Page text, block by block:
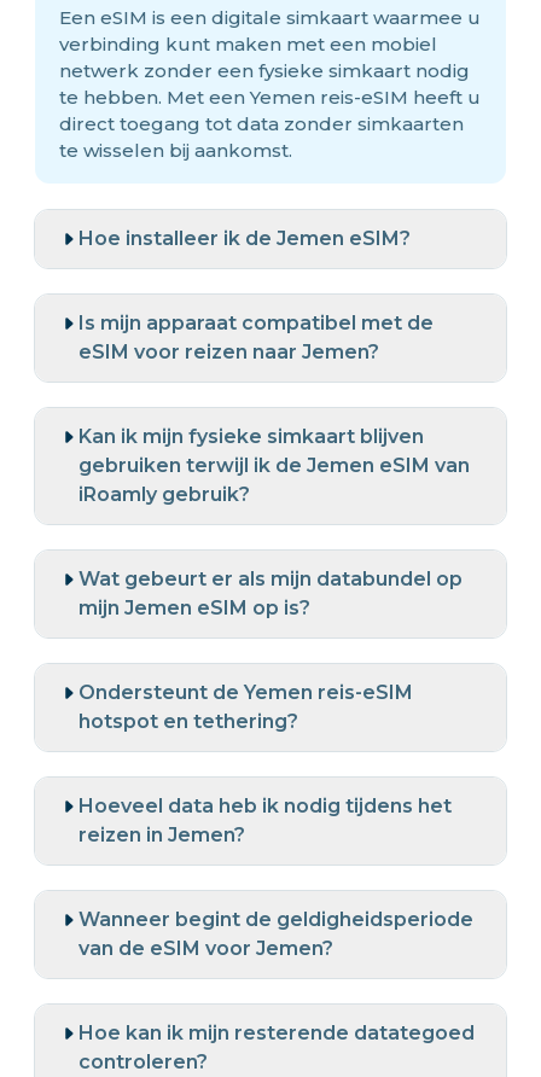
Een eSIM is een digitale simkaart waarmee u
verbinding kunt maken met een mobiel
netwerk zonder een fysieke simkaart nodig
te hebben. Met een Yemen reis-eSIM heeft u
direct toegang tot data zonder simkaarten
te wisselen bij aankomst.
Hoe installeer ik de Jemen eSIM?
Is mijn apparaat compatibel met de
eSIM voor reizen naar Jemen?
Kan ik mijn fysieke simkaart blijven
gebruiken terwijl ik de Jemen eSIM van
iRoamly gebruik?
Wat gebeurt er als mijn databundel op
mijn Jemen eSIM op is?
Ondersteunt de Yemen reis-eSIM
hotspot en tethering?
Hoeveel data heb ik nodig tijdens het
reizen in Jemen?
Wanneer begint de geldigheidsperiode
van de eSIM voor Jemen?
Hoe kan ik mijn resterende datategoed
controleren?